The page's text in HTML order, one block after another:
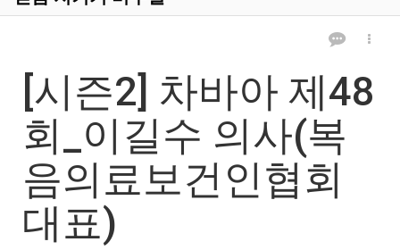
[시즌2] 차바아 제48
회_이길수 의사(복
음의료보건인협회
대표)